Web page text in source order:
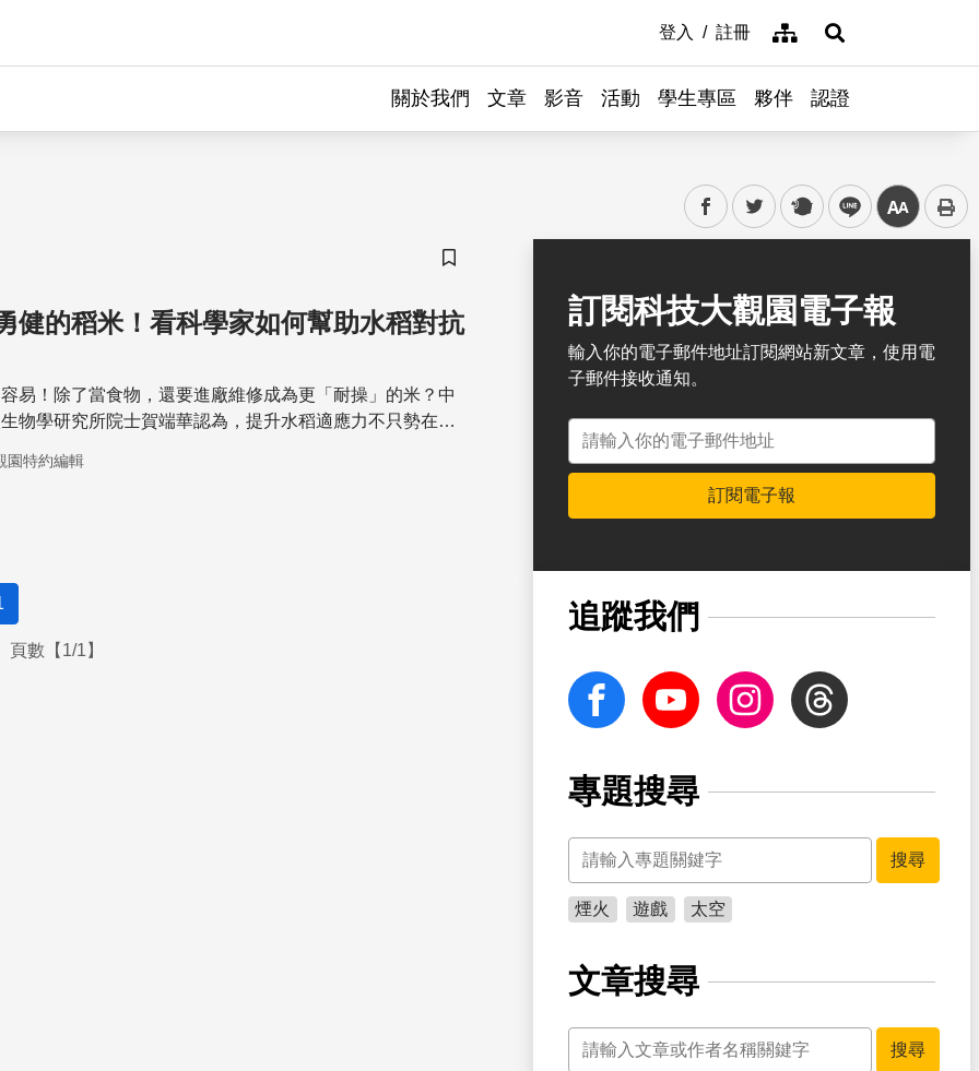
登入 註冊 網站導覽展開搜尋
關於我們 文章 影音 活動 學生專區 夥伴 認證
facebooktwitter plurk line 中
儲存書籤
健的稻米！看科學家如何幫助水稻對抗
易！除了當食物，還要進廠維修成為更「耐操」的米？中
物學研究所院士賀端華認為，提升水稻適應力不只勢在必
能派上用場？我們現在已經能做到什麼程度了呢？
園特約編輯
數【1/1】
訂閱科技大觀園電子報
輸入你的電子郵件地址訂閱網站新文章，使用電
子郵件接收通知。
電子郵件地址
訂閱電子報
追蹤我們
facebook Youtube InstagramThreads
專題搜尋
關鍵字
搜尋
煙火 遊戲 太空
文章搜尋
關鍵字
搜尋